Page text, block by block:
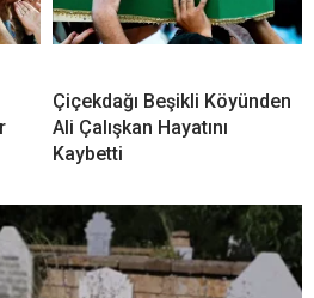
Çiçekdağı Beşikli Köyünden
Ali Çalışkan Hayatını
Kaybetti